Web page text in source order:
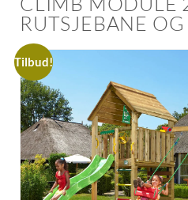
RUTSJEBANE
Tilbud!